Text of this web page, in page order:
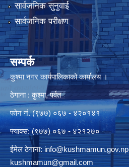
सार्वजनिक सुनुवाई
सार्वजनिक परीक्षण
सम्पर्क
कुश्मा नगर कार्यपालिकाको कार्यालय ।
ठेगाना : कुश्मा, पर्वत
फोन नं. (९७७) ०६७ - ४२०१४१
फ्याक्स: (९७७) ०६७ - ४२१२७०
ईमेल ठेगाना:info@kushmamun.gov.np
kushmamun@gmail.com